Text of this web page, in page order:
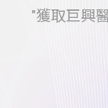
"獲取巨興